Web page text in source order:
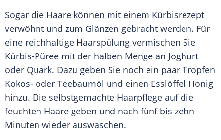
Sogar die Haare können mit einem Kürbisrezept
verwöhnt und zum Glänzen gebracht werden. Für
eine reichhaltige Haarspülung vermischen Sie
Kürbis-Püree mit der halben Menge an Joghurt
oder Quark. Dazu geben Sie noch ein paar Tropfen
Kokos- oder Teebaumöl und einen Esslöffel Honig
hinzu. Die selbstgemachte Haarpflege auf die
feuchten Haare geben und nach fünf bis zehn
Minuten wieder auswaschen.